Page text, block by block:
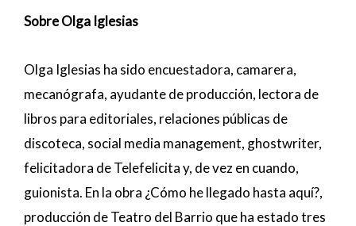
Sobre Olga Iglesias
Olga Iglesias ha sido encuestadora, camarera,
mecanógrafa, ayudante de producción, lectora de
libros para editoriales, relaciones públicas de
discoteca, social media management, ghostwriter,
felicitadora de Telefelicita y, de vez en cuando,
guionista. En la obra ¿Cómo he llegado hasta aquí?,
producción de Teatro del Barrio que ha estado tres